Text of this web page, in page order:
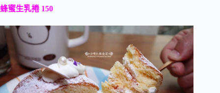
蜂蜜生乳捲 150